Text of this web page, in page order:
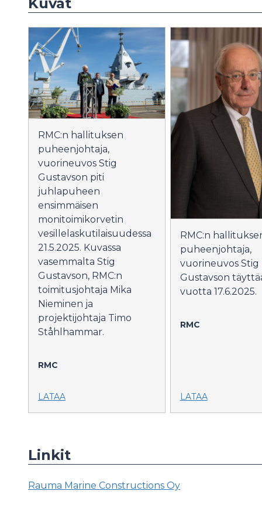
RMC:n hallituksen
puheenjohtaja,
vuorineuvos Stig
Gustavson piti
juhlapuheen
ensimmäisen
monitoimikorvetin
vesillelaskutilaisuudessa
21.5.2025. Kuvassa
vasemmalta Stig
Gustavson, RMC:n
toimitusjohtaja Mika
Nieminen ja
projektijohtaja Timo
Ståhlhammar.
RMC
LATAA
RMC:n
puheenjohtaja,
vuorineuvos Stig
Gustavson
vuotta 17.6.2025.
RMC
LATAA
Linkit
Rauma Marine Constructions Oy